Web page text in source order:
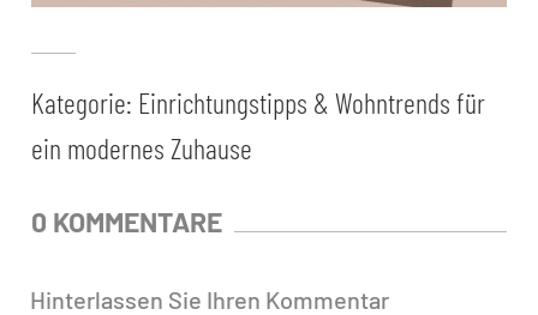
Kategorie: Einrichtungstipps & Wohntrends für
ein modernes Zuhause
0 KOMMENTARE
Hinterlassen Sie Ihren Kommentar